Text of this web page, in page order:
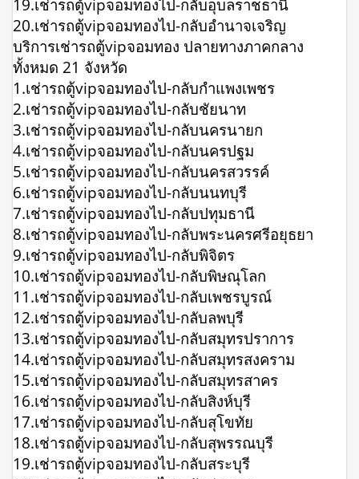
19.เช่ารถตู้vipจอมทองไป-กลับอุบลราชธานี
20.เช่ารถตู้vipจอมทองไป-กลับอำนาจเจริญ
บริการเช่ารถตู้vipจอมทอง ปลายทางภาคกลาง
ทั้งหมด 21 จังหวัด
1.เช่ารถตู้vipจอมทองไป-กลับกำแพงเพชร
2.เช่ารถตู้vipจอมทองไป-กลับชัยนาท
3.เช่ารถตู้vipจอมทองไป-กลับนครนายก
4.เช่ารถตู้vipจอมทองไป-กลับนครปฐม
5.เช่ารถตู้vipจอมทองไป-กลับนครสวรรค์
6.เช่ารถตู้vipจอมทองไป-กลับนนทบุรี
7.เช่ารถตู้vipจอมทองไป-กลับปทุมธานี
8.เช่ารถตู้vipจอมทองไป-กลับพระนครศรีอยุธยา
9.เช่ารถตู้vipจอมทองไป-กลับพิจิตร
10.เช่ารถตู้vipจอมทองไป-กลับพิษณุโลก
11.เช่ารถตู้vipจอมทองไป-กลับเพชรบูรณ์
12.เช่ารถตู้vipจอมทองไป-กลับลพบุรี
13.เช่ารถตู้vipจอมทองไป-กลับสมุทรปราการ
14.เช่ารถตู้vipจอมทองไป-กลับสมุทรสงคราม
15.เช่ารถตู้vipจอมทองไป-กลับสมุทรสาคร
16.เช่ารถตู้vipจอมทองไป-กลับสิงห์บุรี
17.เช่ารถตู้vipจอมทองไป-กลับสุโขทัย
18.เช่ารถตู้vipจอมทองไป-กลับสุพรรณบุรี
19.เช่ารถตู้vipจอมทองไป-กลับสระบุรี